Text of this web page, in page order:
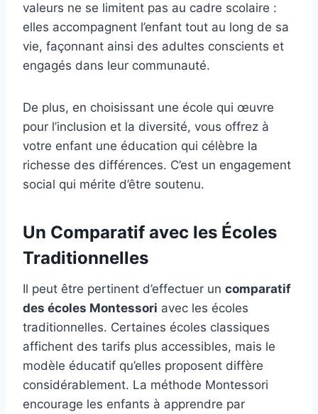
valeurs ne se limitent pas au cadre scolaire :
elles accompagnent l’enfant tout au long de sa
vie, façonnant ainsi des adultes conscients et
engagés dans leur communauté.
De plus, en choisissant une école qui œuvre
pour l’inclusion et la diversité, vous offrez à
votre enfant une éducation qui célèbre la
richesse des différences. C’est un engagement
social qui mérite d’être soutenu.
Un Comparatif avec les Écoles
Traditionnelles
Il peut être pertinent d’effectuer un comparatif
des écoles Montessori avec les écoles
traditionnelles. Certaines écoles classiques
affichent des tarifs plus accessibles, mais le
modèle éducatif qu’elles proposent diffère
considérablement. La méthode Montessori
encourage les enfants à apprendre par